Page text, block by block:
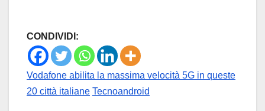
CONDIVIDI:
Vodafone abilita la massima velocità 5G in queste
20 città italiane Tecnoandroid